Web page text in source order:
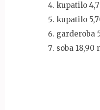
kupatilo
kupatilo
garderoba
soba 18,90